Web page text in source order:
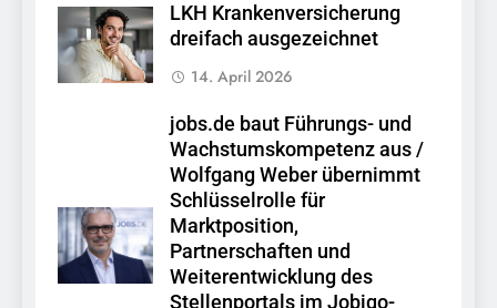
LKH Krankenversicherung
dreifach ausgezeichnet
14. April 2026
jobs.de baut Führungs- und
Wachstumskompetenz aus /
Wolfgang Weber übernimmt
Schlüsselrolle für
Marktposition,
Partnerschaften und
Weiterentwicklung des
Stellenportals im Jobiqo-